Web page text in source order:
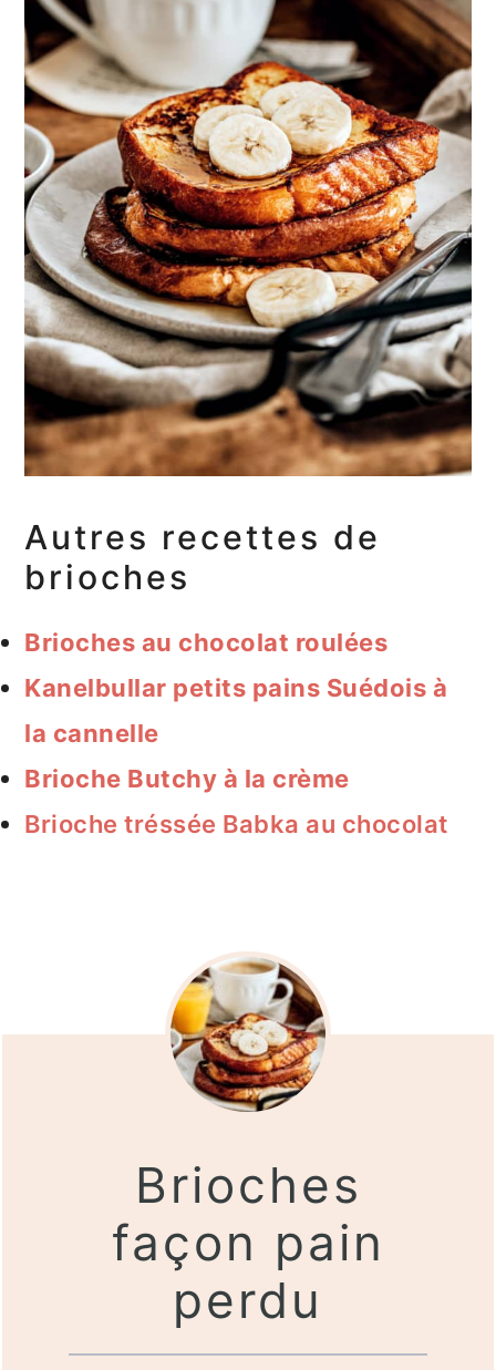
Autres recettes de
brioches
Brioches au chocolat roulées
Kanelbullar petits pains Suédois à
la cannelle
Brioche Butchy à la crème
Brioche tréssée Babka au chocolat
Brioches
façon pain
perdu